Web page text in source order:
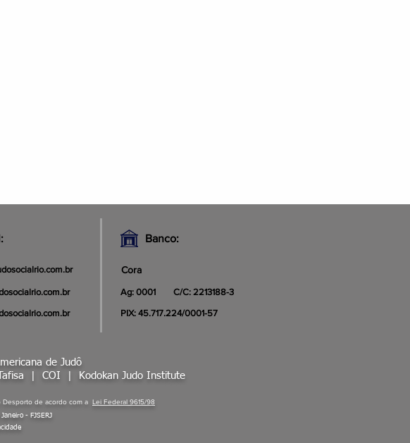
Banco:
Cora
Ag: 0001
C/C: 2213188-3
PIX: 45.717.224/0001-57
de Judô
Tafisa COI Kodokan Judo Institute
Desporto de acordo com a Lei Federal 9615/98
- FJSERJ